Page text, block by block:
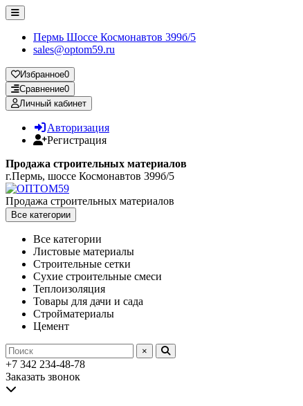
Пермь Шоссе Космонавтов 399б/5
sales@optom59.ru
Избранное0
Сравнение0
Личный кабинет
Авторизация
Регистрация
Продажа строительных материалов
г.Пермь, шоссе Космонавтов 399б/5
Продажа строительных материалов
Все категории
Все категории
Листовые материалы
Строительные сетки
Сухие строительные смеси
Теплоизоляция
Товары для дачи и сада
Стройматериалы
Цемент
×
+7 342 234-48-78
Заказать звонок